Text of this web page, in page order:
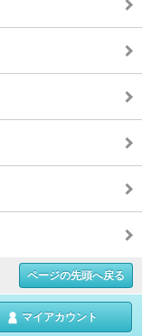
ページの先頭へ戻る
マイアカウント